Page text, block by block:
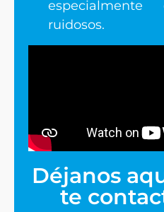
ruidosos.
Déjanos
te